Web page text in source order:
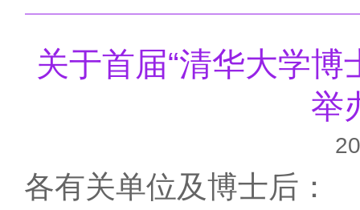
关于首届“清华大学
举
各有关单位及博士后：